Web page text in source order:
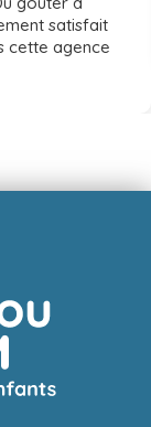
satisfait
cette agence